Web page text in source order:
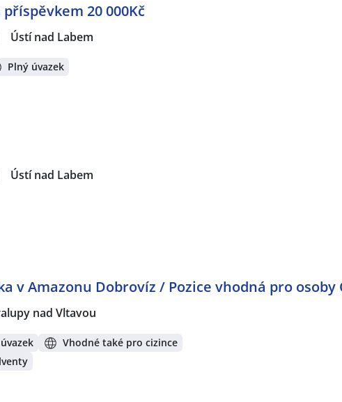
20 000Kč
Ústí nad Labem
Plný úvazek
Ústí nad Labem
v Amazonu Dobrovíz / Pozice vhodná pro osoby
nad Vltavou
Vhodné také pro cizince